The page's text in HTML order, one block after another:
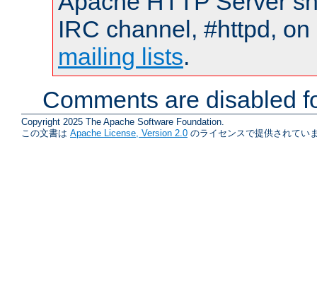
IRC channel, #httpd,
mailing lists.
Comments are disabled
Copyright 2025 The Apache Software Foundation.
この文書は Apache License, Version 2.0 のライセンスで提供されてい